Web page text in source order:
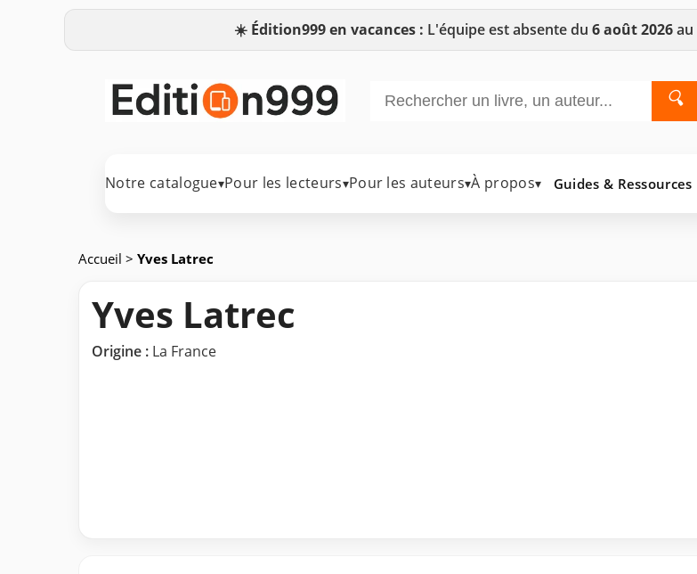
☀️ Édition999 en vacances : L'équipe est absente du 6 août 2026au
🔍
Notre catalogue▾Pour les lecteurs▾Pour les auteurs▾À propos▾ Guides & Ressources
Accueil > Yves Latrec
Yves Latrec
Origine : La France